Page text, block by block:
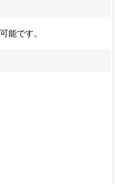
能です。